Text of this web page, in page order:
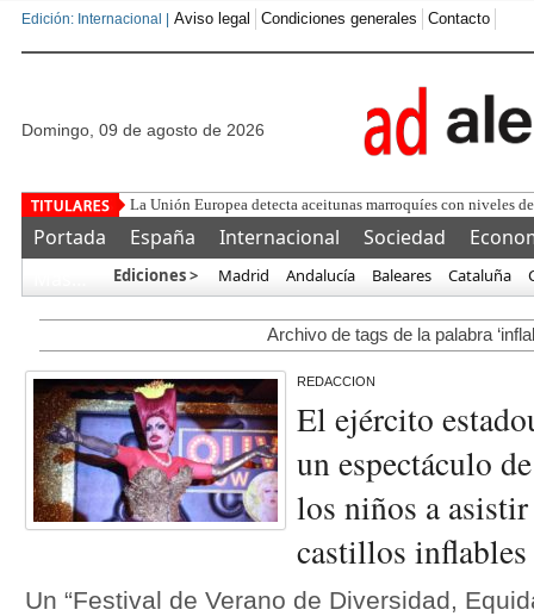
Edición: Internacional | Aviso legal Condiciones generales Contacto
domingo, 09 de agosto de 2026
La Unión Europea detecta aceitunas marroquíes con niveles
Portada España Internacional Sociedad
Ediciones > Madrid Andalucía Baleares Cataluña
Archivo de tags de la palabra
REDACCION
El ejército
un espectáculo
los niños a
castillos inflables
Un “Festival de Verano de Diversidad,